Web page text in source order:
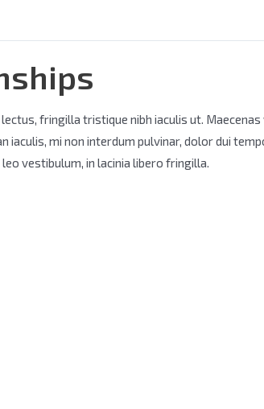
fringilla tristique nibh iaculis ut.
iaculis, mi non interdum pulvinar, dolor dui
vestibulum, in lacinia libero fringilla.